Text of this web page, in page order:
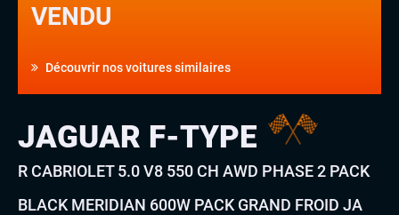
VENDU
Découvrir nos voitures similaires
JAGUAR F-TYPE
R CABRIOLET 5.0 V8 550 CH AWD PHASE 2 PACK
BLACK MERIDIAN 600W PACK GRAND FROID JA